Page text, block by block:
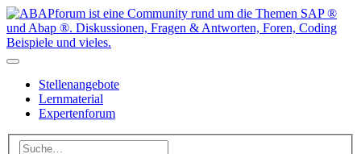
Stellenangebote
Lernmaterial
Expertenforum